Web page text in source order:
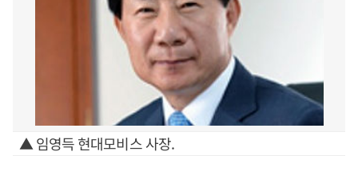
▲ 임영득 현대모비스 사장.